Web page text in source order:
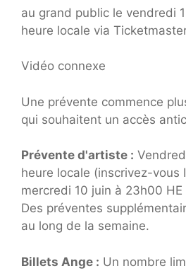
au grand public le vendredi
heure locale via
Vidéo connexe
Une prévente commence
qui souhaitent un accès
Prévente d'artiste :
heure locale (inscrivez-vous
mercredi 10 juin à 23h00
Des préventes
au long de la semaine.
Billets Ange : Un nombre